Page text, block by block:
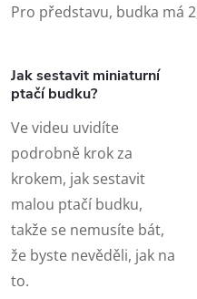
Pro představu, budka má
Jak sestavit miniaturní
ptačí budku?
Ve videu uvidíte
podrobně krok za
krokem, jak sestavit
malou ptačí budku,
takže se nemusíte bát,
že byste nevěděli, jak na
to.